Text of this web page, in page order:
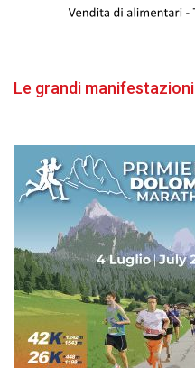
Le grandi manifestazioni